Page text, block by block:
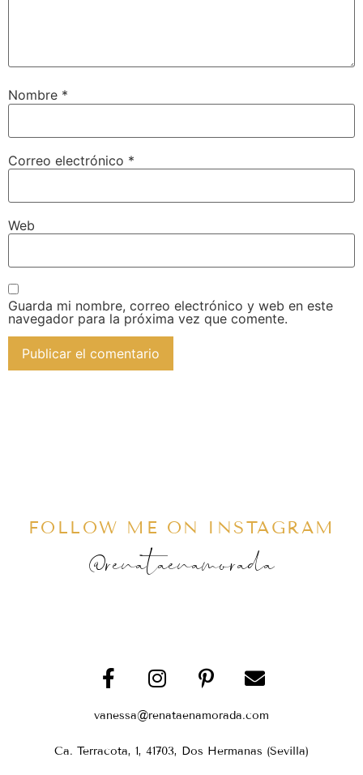
Nombre *
Correo electrónico *
Web
Guarda mi nombre, correo electrónico y web en este
navegador para la próxima vez que comente.
FOLLOW ME ON INSTAGRAM
@renataenamorada
vanessa@renataenamorada.com
Ca. Terracota, 1, 41703, Dos Hermanas (Sevilla)